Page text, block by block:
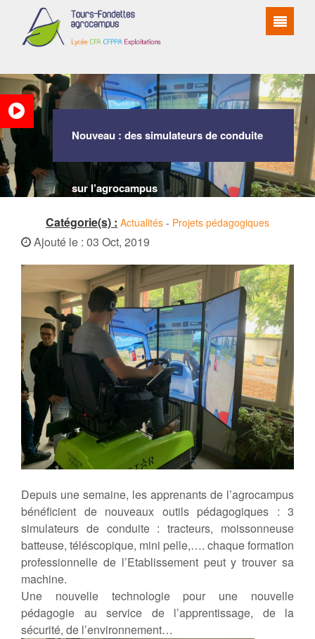
Nouveau : des simulateurs de conduite
sur l’agrocampus
Catégorie(s) : Actualités - Projets pédagogiques
Ajouté le : 03 Oct, 2019
Depuis une semaine, les apprenants de l’agrocampus
bénéficient de nouveaux outils pédagogiques : 3
simulateurs de conduite : tracteurs, moissonneuse
batteuse, téléscopique, mini pelle,…. chaque formation
professionnelle de l’Etablissement peut y trouver sa
machine.
Une nouvelle technologie pour une nouvelle
pédagogie au service de l’apprentissage, de la
sécurité, de l’environnement…